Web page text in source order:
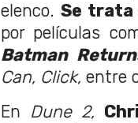
elenco. Se trata
por películas
Batman
Can, Click, entre
En Dune 2,